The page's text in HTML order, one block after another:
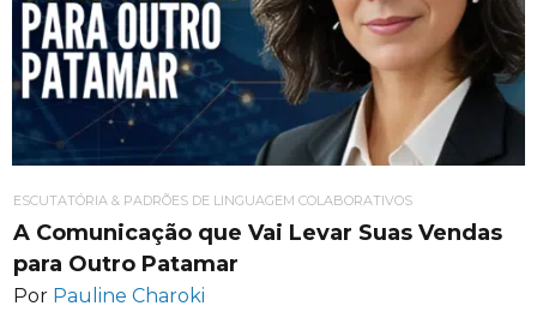
ESCUTATÓRIA & PADRÕES DE LINGUAGEM COLABORATIVOS
A Comunicação que Vai Levar Suas Vendas
para Outro Patamar
Por Pauline Charoki